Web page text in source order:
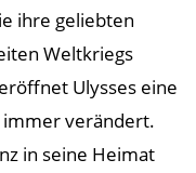
ihre geliebten
Weltkriegs
Ulysses eine
immer verändert.
in seine Heimat